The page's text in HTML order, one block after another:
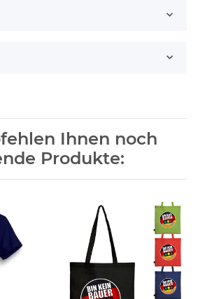
Ihnen noch
Produkte: